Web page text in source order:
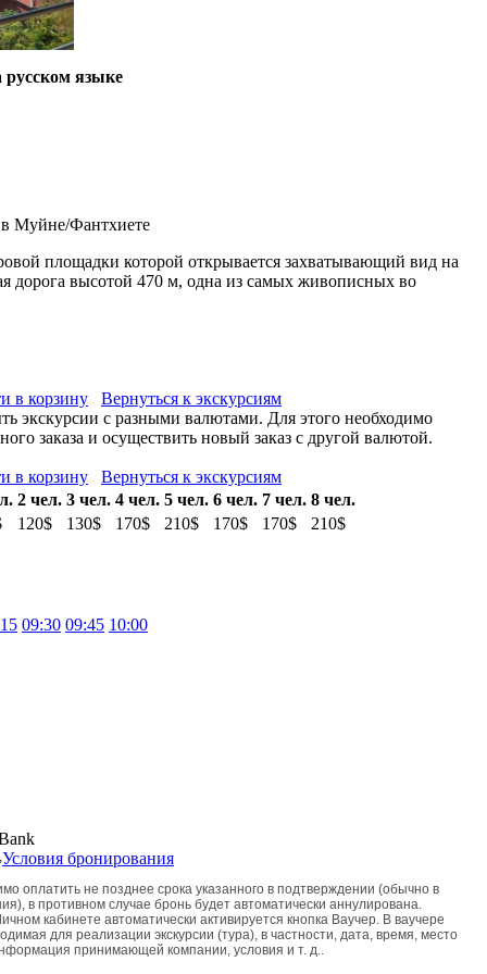
русском языке
Муйне/Фантхиете
площадки которой открывается захватывающий вид на
дорога высотой 470 м, одна из самых живописных во
в корзину
Вернуться к экскурсиям
экскурсии с разными валютами. Для этого необходимо
заказа и осуществить новый заказ с другой валютой.
в корзину
Вернуться к экскурсиям
2 чел. 3 чел. 4 чел. 5 чел. 6 чел. 7 чел. 8 чел.
120$ 130$ 170$ 210$ 170$ 170$ 210$
09:30 09:45 10:00
Условия бронирования
оплатить не позднее срока указанного в подтверждении (обычно в
в противном случае бронь будет автоматически аннулирована.
кабинете автоматически активируется кнопка Ваучер. В ваучере
для реализации экскурсии (тура), в частности, дата, время, место
принимающей компании, условия и т. д..